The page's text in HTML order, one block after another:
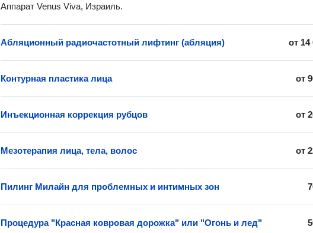
Аппарат Venus Viva, Израиль.
от 14
Абляционный радиочастотный лифтинг (абляция)
от
Контурная пластика лица
от
Инъекционная коррекция рубцов
от
Мезотерапия лица, тела, волос
Пилинг Милайн для проблемных и интимных зон
Процедура "Красная ковровая дорожка" или "Огонь и лед"